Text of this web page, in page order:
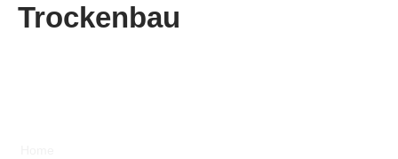
Trockenbau